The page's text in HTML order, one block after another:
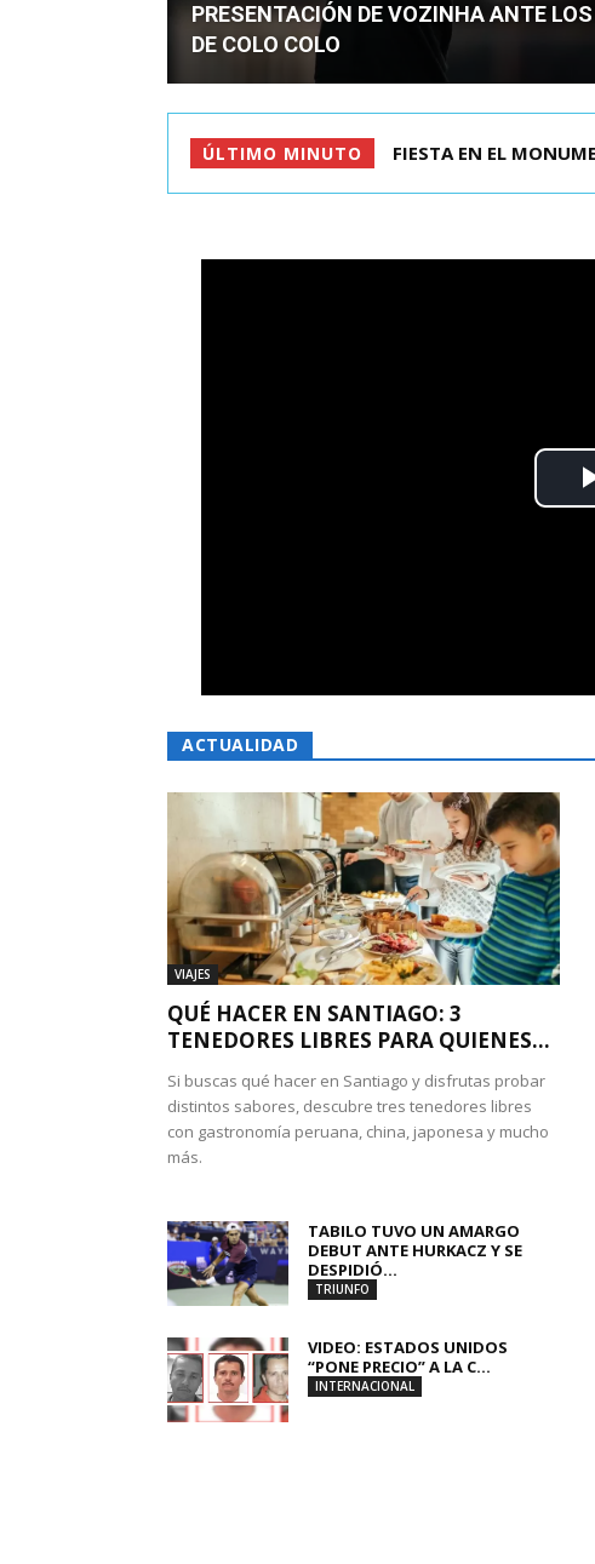
PRESENTACIÓN DE VOZINHA ANTE
DE COLO COLO
ÚLTIMO MINUTO DIRECCIÓN DEL
ACTUALIDAD
VIAJES
QUÉ HACER EN SANTIAGO: 3
TENEDORES LIBRES PARA QUIENES...
Si buscas qué hacer en Santiago y disfrutas probar
distintos sabores, descubre tres tenedores libres
con gastronomía peruana, china, japonesa y mucho
más.
TABILO TUVO UN AMARGO
DEBUT ANTE HURKACZ Y SE
DESPIDIÓ...
TRIUNFO
VIDEO: ESTADOS UNIDOS
“PONE PRECIO” A LA C...
INTERNACIONAL